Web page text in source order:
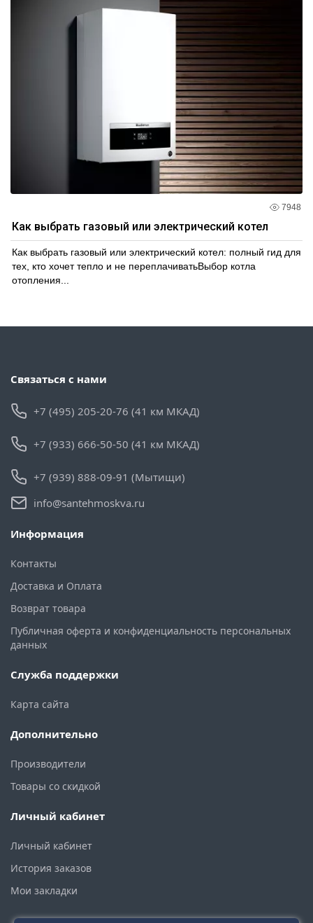
7948
Как выбрать газовый или электрический котел
Как выбрать газовый или электрический котел: полный гид для
тех, кто хочет тепло и не переплачиватьВыбор котла
отопления...
Связаться с нами
+7 (495) 205-20-76 (41 км МКАД)
+7 (933) 666-50-50 (41 км МКАД)
+7 (939) 888-09-91 (Мытищи)
info@santehmoskva.ru
Информация
Контакты
Доставка и Оплата
Возврат товара
Публичная оферта и конфиденциальность персональных
данных
Служба поддержки
Карта сайта
Дополнительно
Производители
Товары со скидкой
Личный кабинет
Личный кабинет
История заказов
Мои закладки